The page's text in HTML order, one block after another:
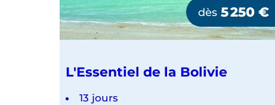
dès 5 250€
L'Essentiel de la Bolivie
13 jours